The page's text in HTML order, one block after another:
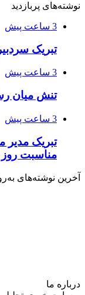
نوشته‌های پربازدید
3 ساعت پیش
تبریک سردبیر
3 ساعت پیش
تنش میان
3 ساعت پیش
تبریک مدیر
مناسبت روز
آخرین نوشته‌های‌
درباره‌ ما